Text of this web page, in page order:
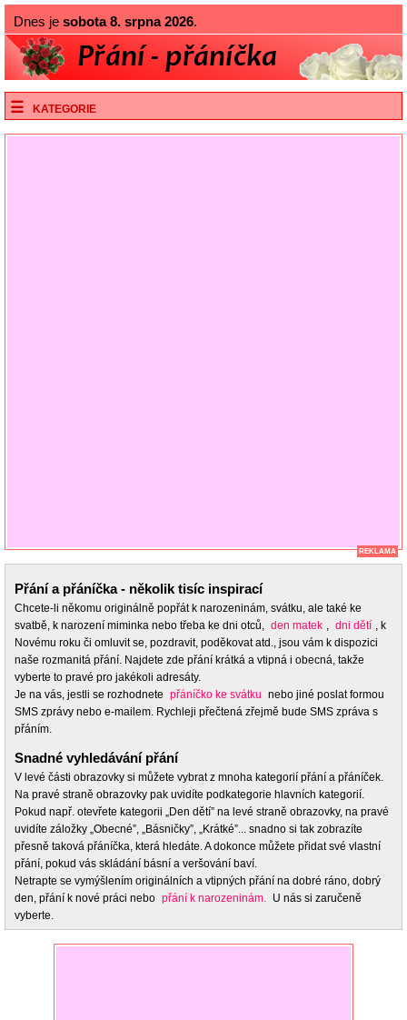
Dnes je sobota 8. srpna 2026.
KATEGORIE
REKLAMA
Přání a přáníčka - několik tisíc inspirací
Chcete-li někomu originálně popřát k narozeninám, svátku, ale také ke
svatbě, k narození miminka nebo třeba ke dni otců, den matek , dni dětí , k
Novému roku či omluvit se, pozdravit, poděkovat atd., jsou vám k dispozici
naše rozmanitá přání. Najdete zde přání krátká a vtipná i obecná, takže
vyberte to pravé pro jakékoli adresáty.
Je na vás, jestli se rozhodnete přáníčko ke svátku nebo jiné poslat formou
SMS zprávy nebo e-mailem. Rychleji přečtená zřejmě bude SMS zpráva s
přáním.
Snadné vyhledávání přání
V levé části obrazovky si můžete vybrat z mnoha kategorií přání a přáníček.
Na pravé straně obrazovky pak uvidíte podkategorie hlavních kategorií.
Pokud např. otevřete kategorii „Den dětí” na levé straně obrazovky, na pravé
uvidíte záložky „Obecné”, „Básničky”, „Krátké”... snadno si tak zobrazíte
přesně taková přáníčka, která hledáte. A dokonce můžete přidat své vlastní
přání, pokud vás skládání básní a veršování baví.
Netrapte se vymýšlením originálních a vtipných přání na dobré ráno, dobrý
den, přání k nové práci nebo přání k narozeninám. U nás si zaručeně
vyberte.